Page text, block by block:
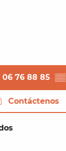
06 76 88 85 ▒▒
Contáctenos